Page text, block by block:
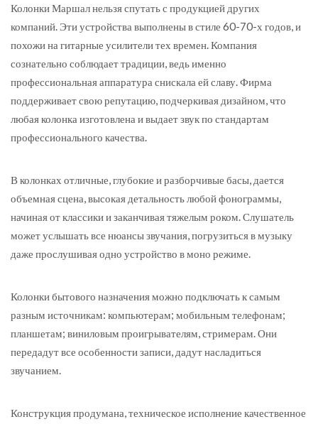
Колонки Маршал нельзя спутать с продукцией других
компаний. Эти устройства выполнены в стиле 60-70-х годов, и
похожи на гитарные усилители тех времен. Компания
сознательно соблюдает традиции, ведь именно
профессиональная аппаратура снискала ей славу. Фирма
поддерживает свою репутацию, подчеркивая дизайном, что
любая колонка изготовлена и выдает звук по стандартам
профессионального качества.
В колонках отличные, глубокие и разборчивые басы, дается
объемная сцена, высокая детальность любой фонограммы,
начиная от классики и заканчивая тяжелым роком. Слушатель
может услышать все нюансы звучания, погрузиться в музыку
даже прослушивая одно устройство в моно режиме.
Колонки бытового назначения можно подключать к самым
разным источникам: компьютерам; мобильным телефонам;
планшетам; виниловым проигрывателям, стримерам. Они
передадут все особенности записи, дадут насладиться
звучанием.
Конструкция продумана, техническое исполнение качественное